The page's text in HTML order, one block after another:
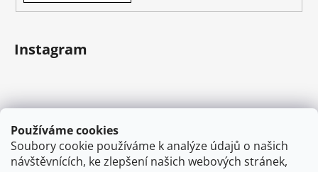
Používáme cookies
Soubory cookie používáme k analýze údajů o našich
návštěvnících, ke zlepšení našich webových stránek,
Instagram